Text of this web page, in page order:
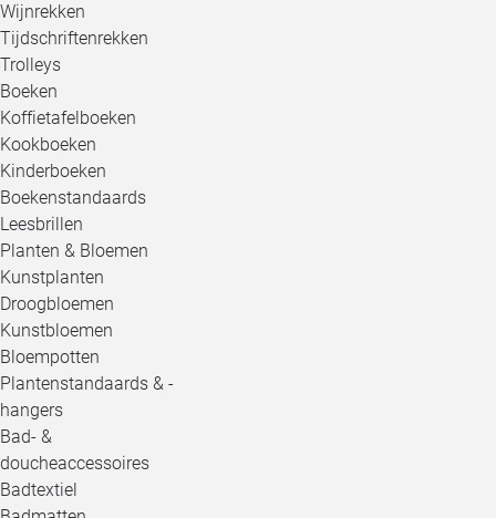
Wijnrekken
Tijdschriftenrekken
Trolleys
Boeken
Koffietafelboeken
Kookboeken
Kinderboeken
Boekenstandaards
Leesbrillen
Planten & Bloemen
Kunstplanten
Droogbloemen
Kunstbloemen
Bloempotten
Plantenstandaards & -
hangers
Bad- &
doucheaccessoires
Badtextiel